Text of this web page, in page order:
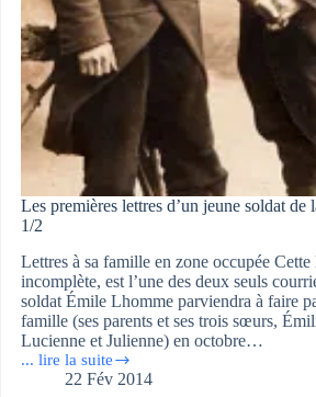
Les premières lettres d’un jeune soldat de
1/2
Lettres à sa famille en zone occupée Cette
incomplète, est l’une des deux seuls
soldat Émile Lhomme parviendra à faire
famille (ses parents et ses trois sœurs,
Lucienne et Julienne) en octobre…
... lire la suite
Les
premières22 Fév 2014